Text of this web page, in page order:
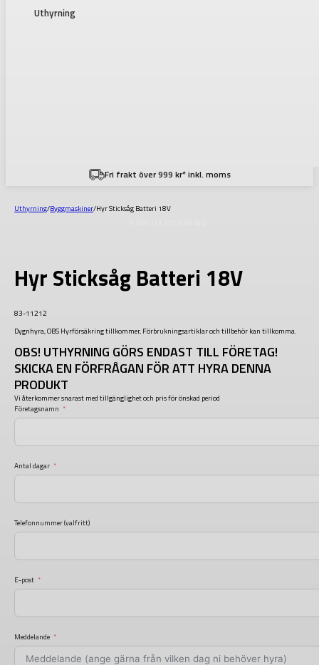
Uthyrning
Fri frakt över 999 kr* inkl. moms
Uthyrning/Byggmaskiner/Hyr Sticksåg Batteri 18V
Hyr Sticksåg Batteri 18V
83-11212
Dygnhyra, OBS Hyrförsäkring tillkommer, Förbrukningsartiklar och tillbehör kan tillkomma.
OBS! UTHYRNING GÖRS ENDAST TILL FÖRETAG!
SKICKA EN FÖRFRÅGAN FÖR ATT HYRA DENNA
PRODUKT
Vi återkommer snarast med tillgänglighet och pris för önskad period
Företagsnamn
Antal dagar
Telefonnummer (valfritt)
E-post
Meddelande